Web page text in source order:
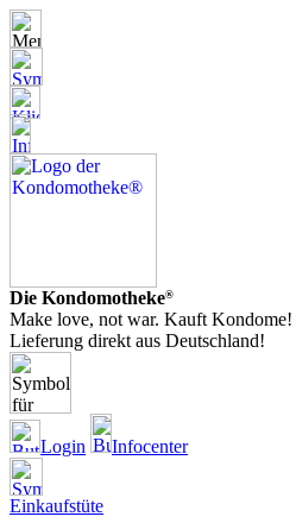
Die Kondomotheke®
Make love, not war. Kauft Kondome!
Lieferung direkt aus Deutschland!
Login Infocenter
Einkaufstüte